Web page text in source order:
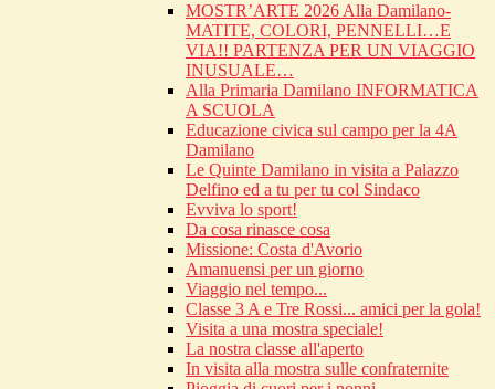
MOSTR’ARTE 2026 Alla Damilano-
MATITE, COLORI, PENNELLI…E
VIA!! PARTENZA PER UN VIAGGIO
INUSUALE…
Alla Primaria Damilano INFORMATICA
A SCUOLA
Educazione civica sul campo per la 4A
Damilano
Le Quinte Damilano in visita a Palazzo
Delfino ed a tu per tu col Sindaco
Evviva lo sport!
Da cosa rinasce cosa
Missione: Costa d'Avorio
Amanuensi per un giorno
Viaggio nel tempo...
Classe 3 A e Tre Rossi... amici per la gola!
Visita a una mostra speciale!
La nostra classe all'aperto
In visita alla mostra sulle confraternite